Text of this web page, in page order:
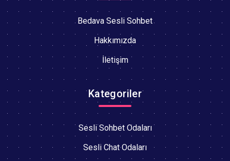
Bedava Sesli Sohbet
Hakkımızda
İletişim
Kategoriler
Sesli Sohbet Odaları
Sesli Chat Odaları